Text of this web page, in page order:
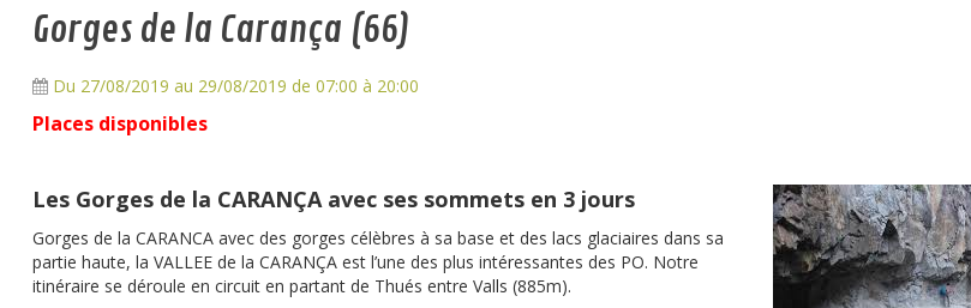
Gorges de la Carança (66)
Du 27/08/2019 au 29/08/2019 de 07:00 à 20:00
Places disponibles
Les Gorges de la CARANÇA avec ses sommets en 3 jours
Gorges de la CARANCA avec des gorges célèbres à sa base et des lacs glaciaires dans sa
partie haute, la VALLEE de la CARANÇA est l’une des plus intéressantes des PO. Notre
itinéraire se déroule en circuit en partant de Thués entre Valls (885m).